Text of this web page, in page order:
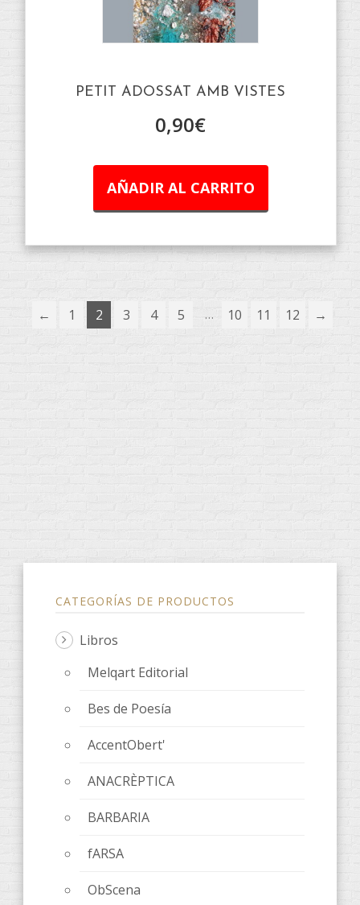
PETIT ADOSSAT AMB VISTES
0,90€
AÑADIR AL CARRITO
← 1 2 3 4 5 … 10 11 12 →
CATEGORÍAS DE PRODUCTOS
Libros
Melqart Editorial
Bes de Poesía
AccentObert'
ANACRÈPTICA
BARBARIA
fARSA
ObScena